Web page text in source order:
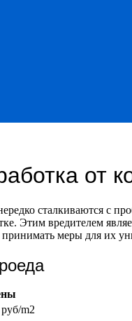
от
сталкиваются с
Этим вредителем
меры для их
m2